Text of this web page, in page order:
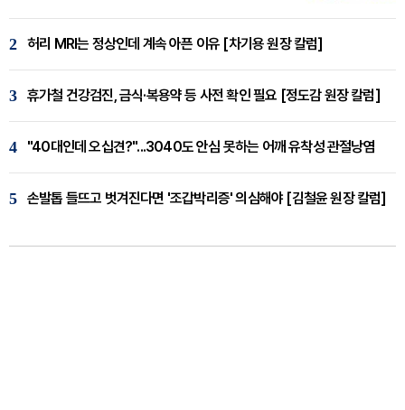
2 허리 MRI는 정상인데 계속 아픈 이유 [차기용 원장 칼럼]
3 휴가철 건강검진, 금식·복용약 등 사전 확인 필요 [정도감 원장 칼럼]
4 "40대인데 오십견?"...3040도 안심 못하는 어깨 유착성 관절낭염
5 손발톱 들뜨고 벗겨진다면 '조갑박리증' 의심해야 [김철윤 원장 칼럼]